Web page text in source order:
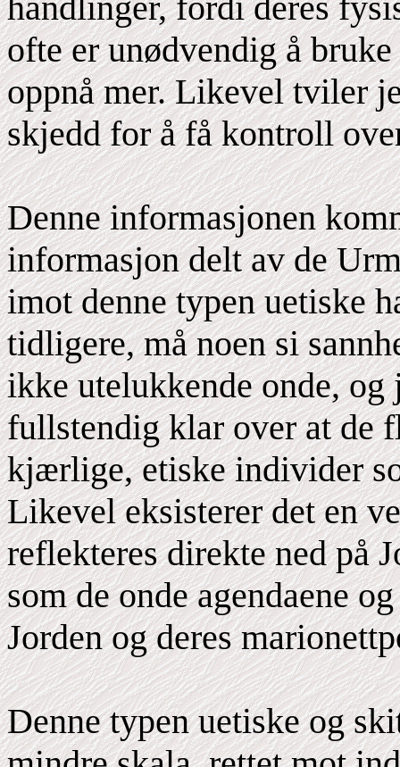
ofte er unødvendig å
oppnå mer. Likevel tviler
skjedd for å få kontroll
Denne informasjonen
informasjon delt av de
imot denne typen uetiske
tidligere, må noen si
ikke utelukkende onde, og
fullstendig klar over at de
kjærlige, etiske individer
Likevel eksisterer det en
reflekteres direkte ned på
som de onde agendaene
Jorden og deres
Denne typen uetiske og